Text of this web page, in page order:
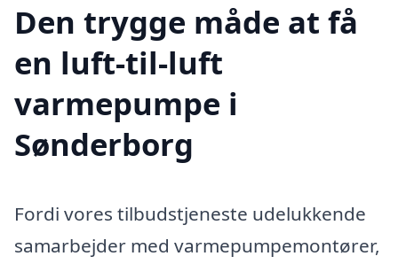
Den trygge måde at få
en luft-til-luft
varmepumpe i
Sønderborg
Fordi vores tilbudstjeneste udelukkende
samarbejder med varmepumpemontører,